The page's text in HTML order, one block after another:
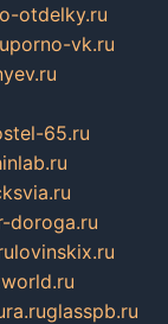
otdelky.ru
porno-vk.ru
65.ru
doroga.ru
lovinskix.ru
glasspb.ru